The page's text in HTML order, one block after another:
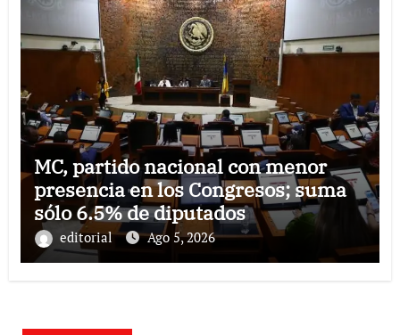
MC, partido nacional con menor
presencia en los Congresos; suma
sólo 6.5% de diputados
editorial Ago 5, 2026